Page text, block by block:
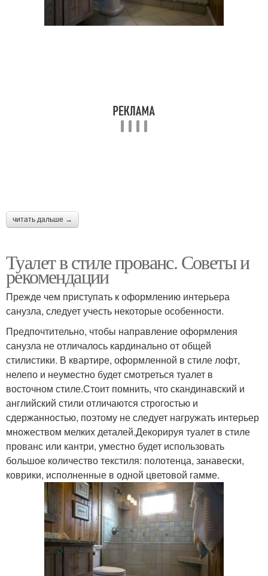
читать дальше →
Туалет в стиле прованс. Советы и
рекомендации
Прежде чем приступать к оформлению интерьера
санузла, следует учесть некоторые особенности.
Предпочтительно, чтобы направление оформления
санузла не отличалось кардинально от общей
стилистики. В квартире, оформленной в стиле лофт,
нелепо и неуместно будет смотреться туалет в
восточном стиле.Стоит помнить, что скандинавский и
английский стили отличаются строгостью и
сдержанностью, поэтому не следует нагружать интерьер
множеством мелких деталей.Декорируя туалет в стиле
прованс или кантри, уместно будет использовать
большое количество текстиля: полотенца, занавески,
коврики, исполненные в одной цветовой гамме.